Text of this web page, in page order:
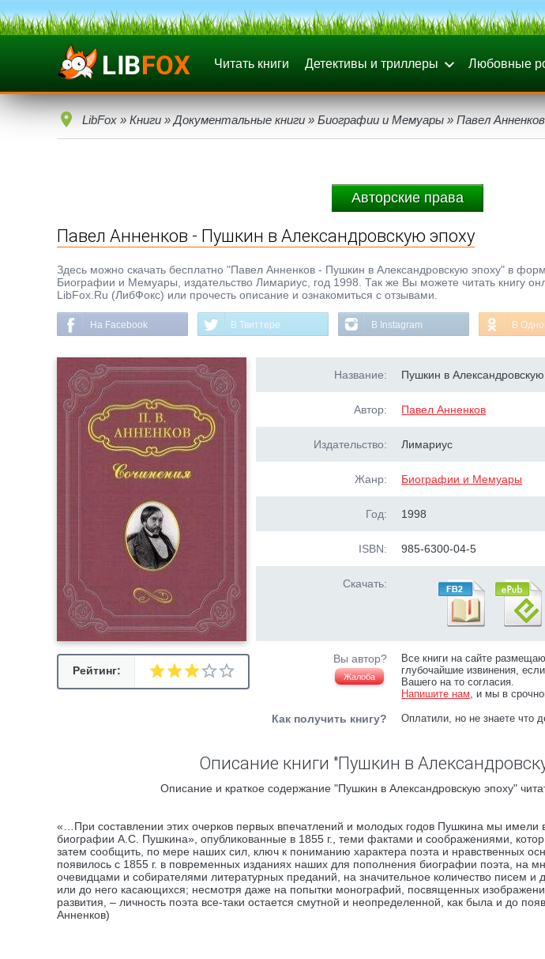
Читать книги Детективы и триллеры Любовные
LibFox » Книги » Документальные книги » Биографии и Мемуары » Павел
Авторские права
Павел Анненков - Пушкин в Александровскую эпоху
Здесь можно скачать бесплатно "Павел Анненков - Пушкин в Александровскую эпоху" в
Биографии и Мемуары, издательство Лимариус, год 1998. Так же Вы можете читать книгу
LibFox.Ru (ЛибФокс) или прочесть описание и ознакомиться с отзывами.
На Facebook В Твиттере В Instagram В
Рейтинг:
Название: Пушкин в
Автор: Павел Анненков
Издательство: Лимариус
Жанр: Биографии и Мемуары
Год: 1998
ISBN: 985-6300-04-5
Скачать:
Вы автор?
Жалоба
Все книги на сайте
глубочайшие извинения,
Вашего на то согласия.
Напишите нам, и мы в
Как получить книгу? Оплатили, но не знаете что
Описание книги "Пушкин в
Описание и краткое содержание "Пушкин в Александровскую эпоху"
«…При составлении этих очерков первых впечатлений и молодых годов Пушкина мы
биографии А.С. Пушкина», опубликованные в 1855 г., теми фактами и соображениями,
затем сообщить, по мере наших сил, ключ к пониманию характера поэта и нравственных
появилось с 1855 г. в повременных изданиях наших для пополнения биографии поэта, на
очевидцами и собирателями литературных преданий, на значительное количество писем и
или до него касающихся; несмотря даже на попытки монографий, посвященных
развития, – личность поэта все-таки остается смутной и неопределенной, как была и до
Анненков)